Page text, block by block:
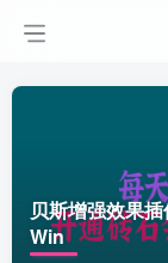
贝斯增强效果
Win